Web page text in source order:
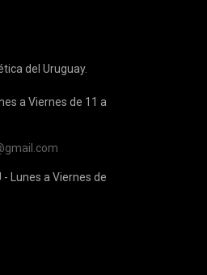
del Uruguay.
a Viernes de 11 a
- Lunes a Viernes de